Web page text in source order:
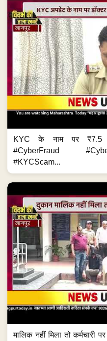
KYC के नाम पर ₹7.5
#CyberFraud
#KYCScam...
मालिक नहीं मिला तो